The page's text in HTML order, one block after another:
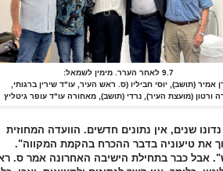
9.7 לאחר הערר. מימין לשמאל:
אמיר (תושב), יוסי חביליו (ס. ראש העיר, עו"ד שירין ברגותי,
ורטון (מועצת העיר), נרדי (תושב), מאחורה עו"ד עופר גיטליץ
שנים, אין נתונים חדשים. הוועדה המחוזית
את טיעוניה בדבר ההכרח בהקמת המקווה".
אבל כבר בתחילת הישיבה האחרונה אמר ס.